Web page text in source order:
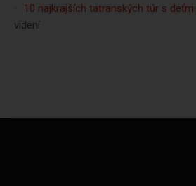
10 najkrajších tatranských túr s
videní